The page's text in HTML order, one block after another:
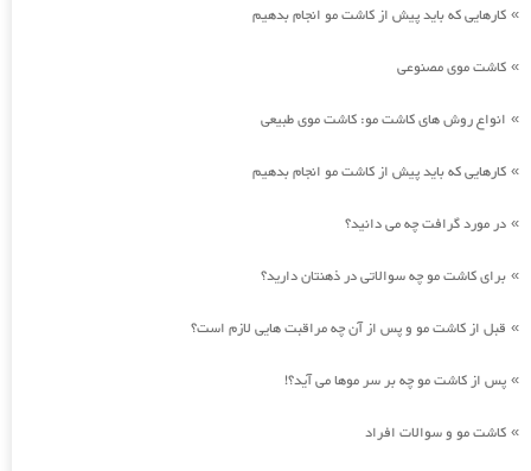
» کارهایی که باید پیش از کاشت مو انجام بدهیم
» کاشت موی مصنوعی
» انواع روش های کاشت مو: کاشت موی طبیعی
» کارهایی که باید پیش از کاشت مو انجام بدهیم
» در مورد گرافت چه می دانید؟
» برای کاشت مو چه سوالاتی در ذهنتان دارید؟
» قبل از کاشت مو و پس از آن چه مراقبت هایی لازم است؟
» پس از کاشت مو چه بر سر موها می آید؟!
» کاشت مو و سوالات افراد